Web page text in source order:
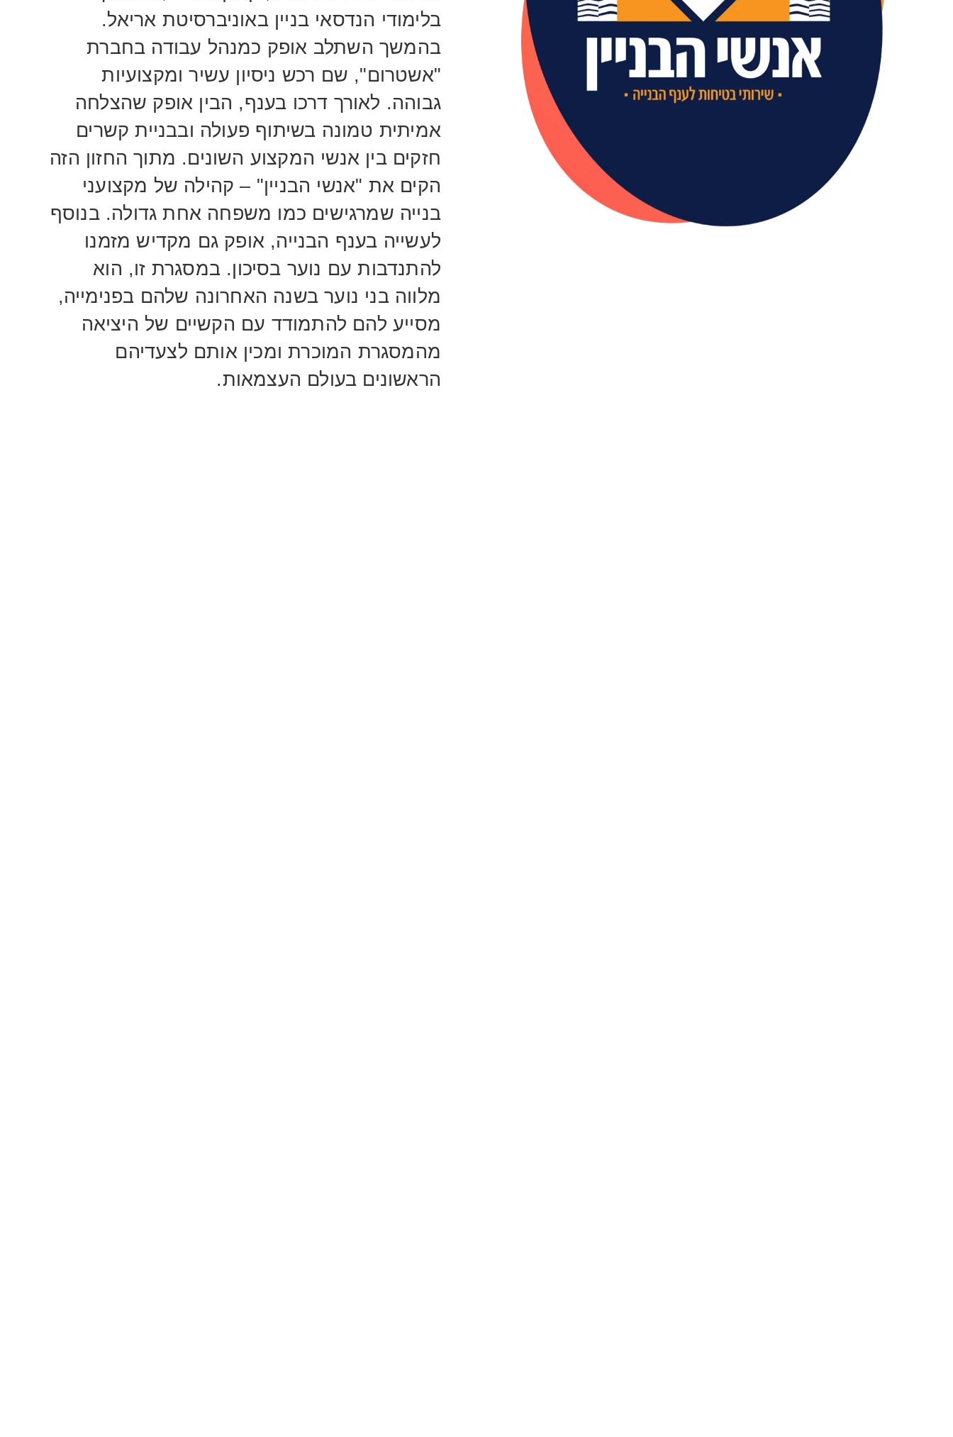
בלימודי הנדסאי בניין באוניברסיטת אריאל.
בהמשך השתלב אופק כמנהל עבודה בחברת
"אשטרום", שם רכש ניסיון עשיר ומקצועיות
גבוהה. לאורך דרכו בענף, הבין אופק שהצלחה
אמיתית טמונה בשיתוף פעולה ובבניית קשרים
חזקים בין אנשי המקצוע השונים. מתוך החזון הזה
הקים את "אנשי הבניין" – קהילה של מקצועני
בנייה שמרגישים כמו משפחה אחת גדולה. בנוסף
לעשייה בענף הבנייה, אופק גם מקדיש מזמנו
להתנדבות עם נוער בסיכון. במסגרת זו, הוא
מלווה בני נוער בשנה האחרונה שלהם בפנימייה,
מסייע להם להתמודד עם הקשיים של היציאה
מהמסגרת המוכרת ומכין אותם לצעדיהם
הראשונים בעולם העצמאות.